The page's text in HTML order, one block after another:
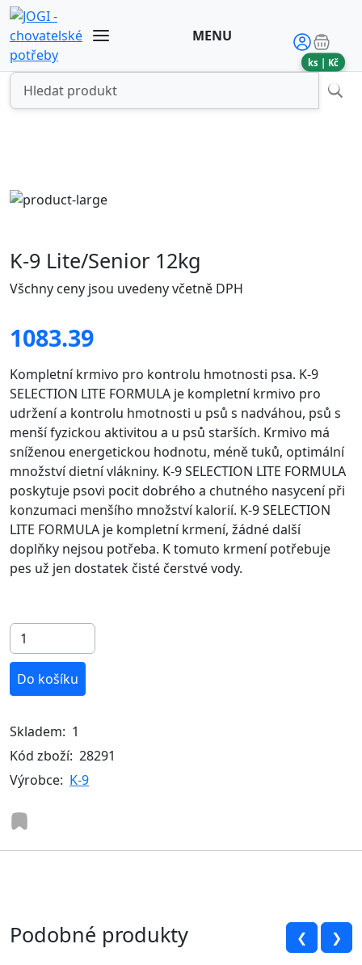
MENU
ks | Kč
K-9 Lite/Senior 12kg
Všchny ceny jsou uvedeny včetně DPH
1083.39
Kompletní krmivo pro kontrolu hmotnosti psa. K-9
SELECTION LITE FORMULA je kompletní krmivo pro
udržení a kontrolu hmotnosti u psů s nadváhou, psů s
menší fyzickou aktivitou a u psů starších. Krmivo má
sníženou energetickou hodnotu, méně tuků, optimální
množství dietní vlákniny. K-9 SELECTION LITE FORMULA
poskytuje psovi pocit dobrého a chutného nasycení při
konzumaci menšího množství kalorií. K-9 SELECTION
LITE FORMULA je kompletní krmení, žádné další
doplňky nejsou potřeba. K tomuto krmení potřebuje
pes už jen dostatek čisté čerstvé vody.
Do košíku
Skladem: 1
Kód zboží: 28291
Výrobce: K-9
Podobné produkty ❮ ❯